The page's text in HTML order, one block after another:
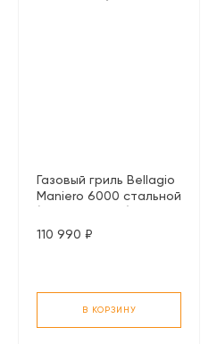
Газовый гриль Bellagio
Maniero 6000 стальной
110 990 ₽
В КОРЗИНУ